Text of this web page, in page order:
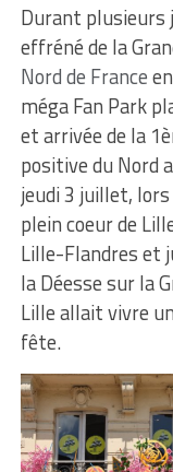
Durant plusieurs
effréné de la
Nord de France
méga Fan Park
et arrivée de la
positive du Nord
jeudi 3 juillet,
plein coeur de
Lille-Flandres et
la Déesse sur la
Lille allait vivre
fête.